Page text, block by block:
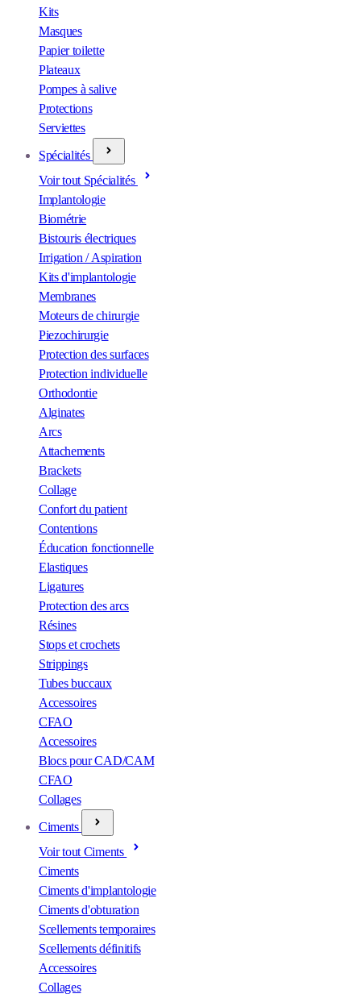
Kits
Masques
Papier toilette
Plateaux
Pompes à salive
Protections
Serviettes
Spécialités
Voir tout Spécialités
Implantologie
Biométrie
Bistouris électriques
Irrigation / Aspiration
Kits d'implantologie
Membranes
Moteurs de chirurgie
Piezochirurgie
Protection des surfaces
Protection individuelle
Orthodontie
Alginates
Arcs
Attachements
Brackets
Collage
Confort du patient
Contentions
Éducation fonctionnelle
Elastiques
Ligatures
Protection des arcs
Résines
Stops et crochets
Strippings
Tubes buccaux
Accessoires
CFAO
Accessoires
Blocs pour CAD/CAM
CFAO
Collages
Ciments
Voir tout Ciments
Ciments
Ciments d'implantologie
Ciments d'obturation
Scellements temporaires
Scellements définitifs
Accessoires
Collages